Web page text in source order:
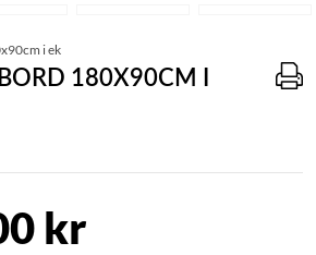
i ek
180X90CM I
kr